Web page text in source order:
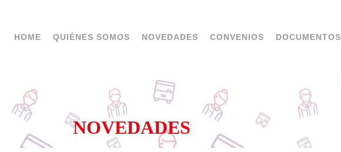
HOME QUIÉNES SOMOS NOVEDADES CONVENIOS DOCUMENTOS
NOVEDADES